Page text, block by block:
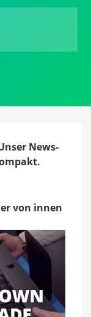
News-
er von innen